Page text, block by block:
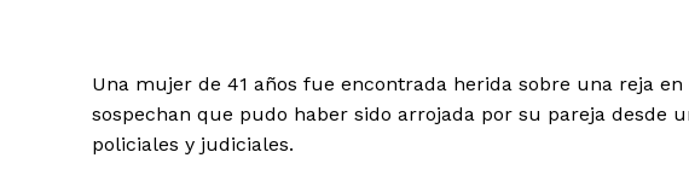
Una mujer de 41 años fue encontrada herida sobre una reja
sospechan que pudo haber sido arrojada por su pareja desde
policiales y judiciales.